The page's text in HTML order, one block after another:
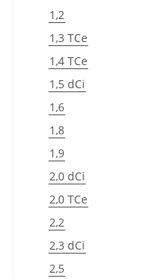
1,2
1,3 TCe
1,4 TCe
1,5 dCi
1,6
1,8
1,9
2,0 dCi
2,0 TCe
2,2
2,3 dCi
2,5